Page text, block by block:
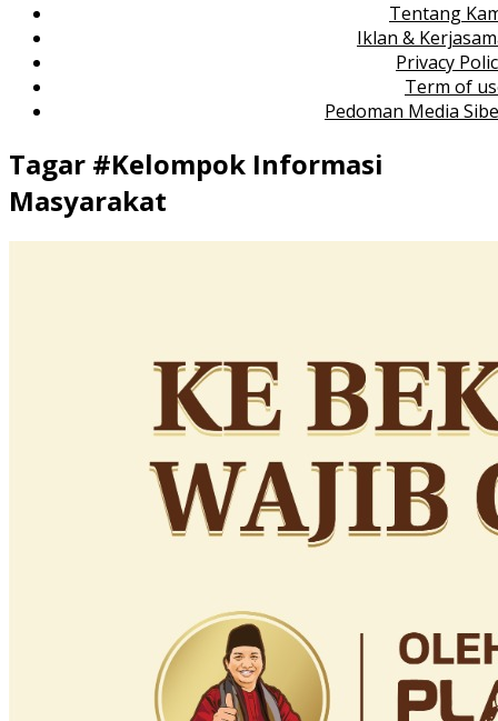
Tentang
Iklan &
Privacy
Term of
Pedoman Media
Tagar #Kelompok Informasi
Masyarakat